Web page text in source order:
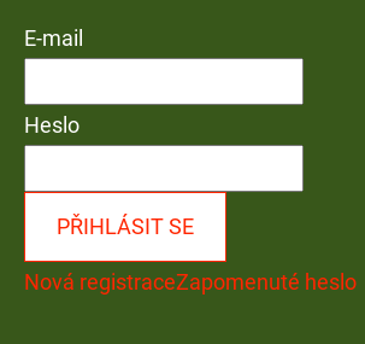
E-mail
Heslo
PŘIHLÁSIT SE
Nová registraceZapomenuté heslo